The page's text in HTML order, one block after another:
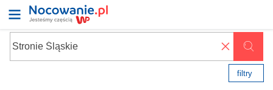
✖
filtry